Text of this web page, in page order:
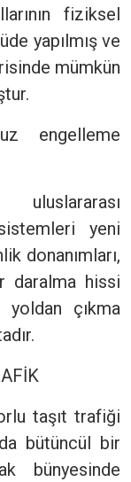
fiziksel
yapılmış ve
mümkün
engelleme
yeni
donanımları,
daralma hissi
çıkma
taşıt trafiği
bütüncül bir
bünyesinde